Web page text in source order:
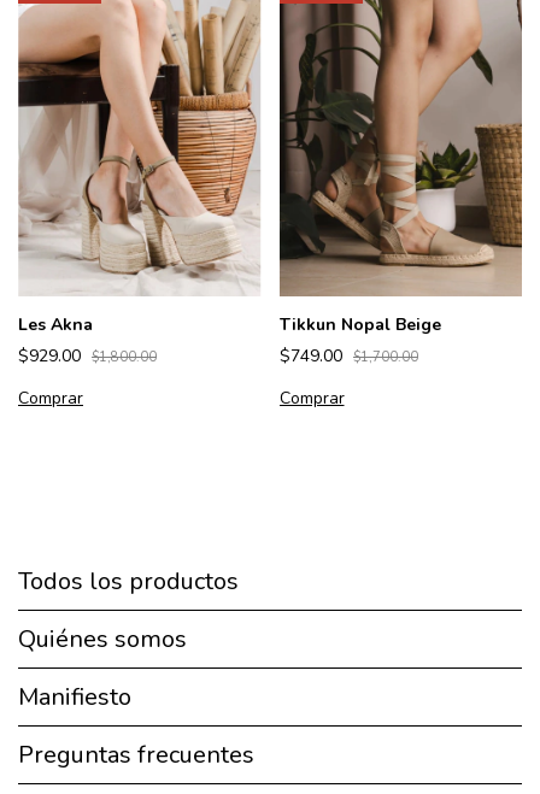
Les Akna
$929.00 $1,800.00
Comprar
Tikkun Nopal Beige
$749.00 $1,700.00
Comprar
Todos los productos
Quiénes somos
Manifiesto
Preguntas frecuentes